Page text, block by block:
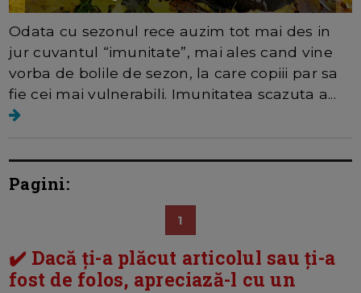
Odata cu sezonul rece auzim tot mai des in
jur cuvantul “imunitate”, mai ales cand vine
vorba de bolile de sezon, la care copiii par sa
fie cei mai vulnerabili. Imunitatea scazuta a...
Pagini:
1
✔️ Dacă ți-a plăcut articolul sau ți-a
fost de folos, apreciază-l cu un